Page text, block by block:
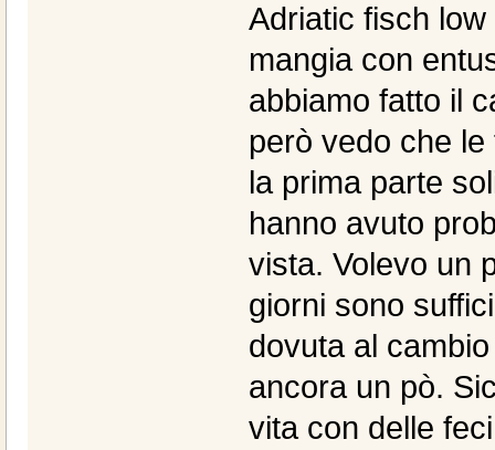
Adriatic fisch
mangia con
abbiamo fatto il
però vedo che
la prima parte
hanno avuto
vista. Volevo un
giorni sono
dovuta al
ancora un pò.
vita con delle